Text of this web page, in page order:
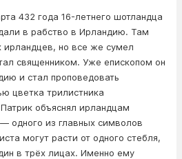
432 года 16-летнего шотландца
в рабство в Ирландию. Там
ирландцев, но все же сумел
священником. Уже епископом он
и стал проповедовать
цветка трилистника
объяснял ирландцам
одного из главных символов
могут расти от одного стебля,
в трёх лицах. Именно ему